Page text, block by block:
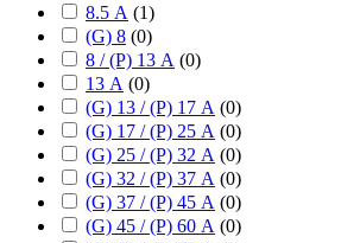
8.5 А (1)
(G) 8 (0)
8 / (P) 13 А (0)
13 А (0)
(G) 13 / (P) 17 А (0)
(G) 17 / (P) 25 А (0)
(G) 25 / (P) 32 А (0)
(G) 32 / (P) 37 А (0)
(G) 37 / (P) 45 А (0)
(G) 45 / (P) 60 А (0)